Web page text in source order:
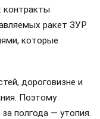
контракты
ракет ЗУР
которые
дороговизне и
Поэтому
полгода — утопия.